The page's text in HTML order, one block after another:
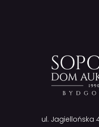
ul. Jagiellońska